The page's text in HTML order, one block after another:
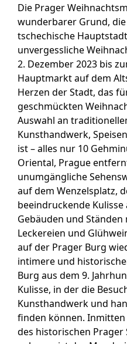
Die Prager
wunderbarer Grund,
tschechische
unvergessliche
2. Dezember 2023 bis
Hauptmarkt auf dem
Herzen der Stadt, das
geschmückten
Auswahl an
Kunsthandwerk,
ist – alles nur 10
Oriental, Prague
unumgängliche
auf dem Wenzelsplatz,
beeindruckende
Gebäuden und Ständen
Leckereien und
auf der Prager Burg
intimere und
Burg aus dem 9.
Kulisse, in der die
Kunsthandwerk und
finden können.
des historischen Prager